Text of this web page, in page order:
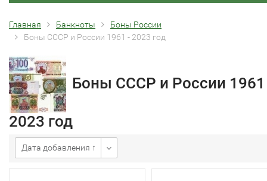
Главная Банкноты
Боны России
Боны СССР и России 1961 - 2023 год
Боны СССР и России
2023 год
Дата добавления ↑